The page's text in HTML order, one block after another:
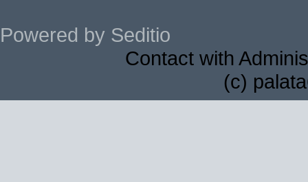
Powered by Seditio
Contact with
(c)